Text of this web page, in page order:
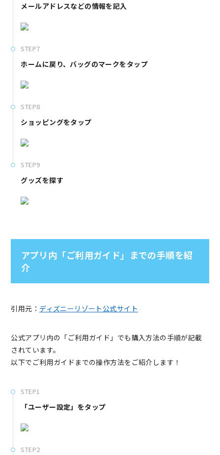
メールアドレスなどの情報を記入
STEP7
ホームに戻り、バッグのマークをタップ
STEP8
ショッピングをタップ
STEP9
グッズを探す
アプリ内「ご利用ガイド」までの手順を紹
介
引用元： ディズニーリゾート公式サイト
公式アプリ内の「ご利用ガイド」でも購入方法の手順が記載
されています。
以下でご利用ガイドまでの操作方法をご紹介します！
STEP1
「ユーザー設定」をタップ
STEP2